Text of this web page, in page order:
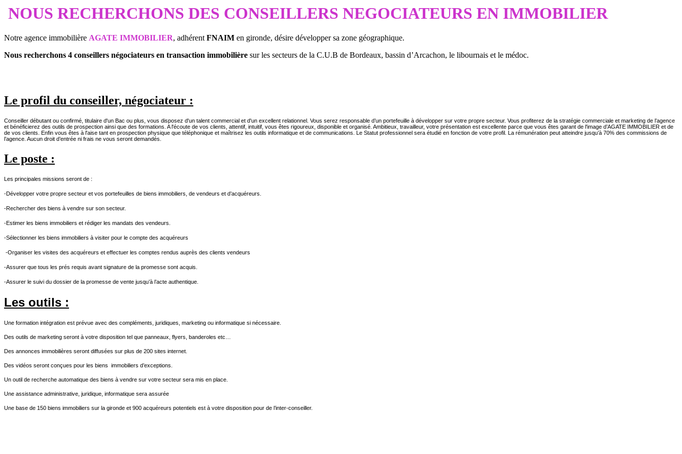
NOUS RECHERCHONS DES CONSEILLERS NEGOCIATEURS EN IMMOBILIER
Notre agence immobilière AGATE IMMOBILIER, adhérentFNAIM en gironde, désire développer sa zone géographique.
Nous recherchons 4 conseillers négociateurs en transaction immobilière sur les secteurs de la C.U.B de Bordeaux, bassin d’Arcachon, le libournais et le médoc.
Le profil du conseiller, négociateur :
Conseiller débutant ou confirmé, titulaire d'un Bac ou plus, vous disposez d'un talent commercial et d'un excellent relationnel. Vous serez responsable d’un portefeuille à développer sur votre propre secteur. Vous profiterez de la stratégie commerciale et marketing de l’agence
et bénéficierez des outils de prospection ainsi que des formations. A l'écoute de vos clients, attentif, intuitif, vous êtes rigoureux, disponible et organisé. Ambitieux, travailleur, votre présentation est excellente parce que vous êtes garant de l'image d’AGATE IMMOBILIER et de
de vos clients. Enfin vous êtes à l'aise tant en prospection physique que téléphonique et maîtrisez les outils informatique et de communications. Le Statut professionnel sera étudié en fonction de votre profil. La rémunération peut atteindre jusqu’à 70% des commissions de
l’agence. Aucun droit d’entrée ni frais ne vous seront demandés.
Le poste :
Les principales missions seront de :
-Développer votre propre secteur et vos portefeuilles de biens immobiliers, de vendeurs et d’acquéreurs.
-Rechercher des biens à vendre sur son secteur.
-Estimer les biens immobiliers et rédiger les mandats des vendeurs.
-Sélectionner les biens immobiliers à visiter pour le compte des acquéreurs
-Organiser les visites des acquéreurs et effectuer les comptes rendus auprès des clients vendeurs
-Assurer que tous les prés requis avant signature de la promesse sont acquis.
-Assurer le suivi du dossier de la promesse de vente jusqu’à l’acte authentique.
Les outils :
Une formation intégration est prévue avec des compléments, juridiques, marketing ou informatique si nécessaire.
Des outils de marketing seront à votre disposition tel que panneaux, flyers, banderoles etc…
Des annonces immobilières seront diffusées sur plus de 200 sites internet.
Des vidéos seront conçues pour les biens immobiliers d’exceptions.
Un outil de recherche automatique des biens à vendre sur votre secteur sera mis en place.
Une assistance administrative, juridique, informatique sera assurée
Une base de 150 biens immobiliers sur la gironde et 900 acquéreurs potentiels est à votre disposition pour de l’inter-conseiller.